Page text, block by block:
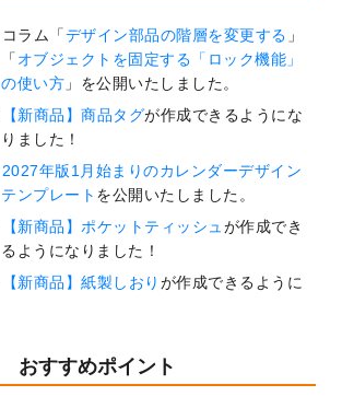
コラム「デザイン部品の階層を変更する 」
「 オブジェクトを固定する「ロック機能」
の使い方 」を公開いたしました。
【新商品】商品タグが作成できるようにな
りました！
2027年版1月始まりのカレンダーデザイン
テンプレート を公開いたしました。
【新商品】ポケットティッシュが作成でき
るようになりました！
【新商品】紙製しおり が作成できるように
業効率を上げる便利な操作方法3選！
開いたしました。
おすすめポイント